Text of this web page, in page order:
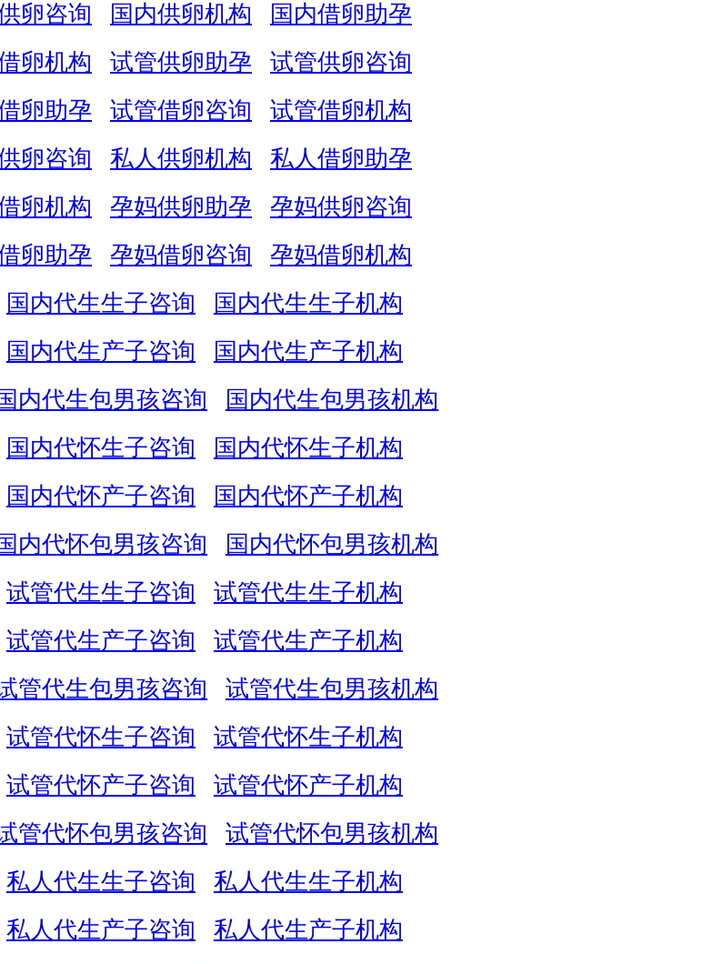
卵咨询 国内供卵机构
国内借卵助孕
卵机构 试管供卵助孕
试管供卵咨询
卵助孕 试管借卵咨询
试管借卵机构
卵咨询 私人供卵机构
私人借卵助孕
卵机构 孕妈供卵助孕
孕妈供卵咨询
卵助孕 孕妈借卵咨询
孕妈借卵机构
国内代生生子咨询
国内代生生子机构
国内代生产子咨询
国内代生产子机构
内代生包男孩咨询
国内代生包男孩机构
国内代怀生子咨询
国内代怀生子机构
国内代怀产子咨询
国内代怀产子机构
内代怀包男孩咨询
国内代怀包男孩机构
试管代生生子咨询
试管代生生子机构
试管代生产子咨询
试管代生产子机构
管代生包男孩咨询
试管代生包男孩机构
试管代怀生子咨询
试管代怀生子机构
试管代怀产子咨询
试管代怀产子机构
管代怀包男孩咨询
试管代怀包男孩机构
私人代生生子咨询
私人代生生子机构
私人代生产子咨询
私人代生产子机构